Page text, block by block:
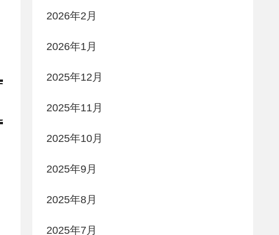
2026年2月
2026年1月
2025年12月
2025年11月
2025年10月
2025年9月
2025年8月
2025年7月